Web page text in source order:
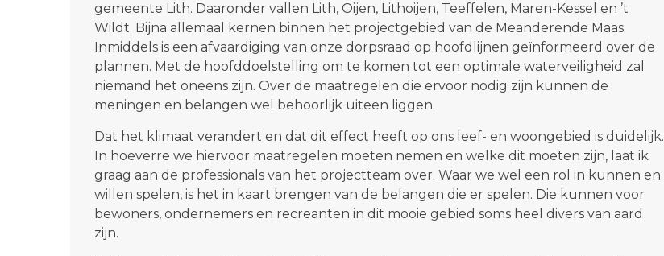
gemeente Lith. Daaronder vallen Lith, Oijen, Lithoijen, Teeffelen, Maren-Kessel en ’t
Wildt. Bijna allemaal kernen binnen het projectgebied van de Meanderende Maas.
Inmiddels is een afvaardiging van onze dorpsraad op hoofdlijnen geïnformeerd over de
plannen. Met de hoofddoelstelling om te komen tot een optimale waterveiligheid zal
niemand het oneens zijn. Over de maatregelen die ervoor nodig zijn kunnen de
meningen en belangen wel behoorlijk uiteen liggen.
Dat het klimaat verandert en dat dit effect heeft op ons leef- en woongebied is duidelijk.
In hoeverre we hiervoor maatregelen moeten nemen en welke dit moeten zijn, laat ik
graag aan de professionals van het projectteam over. Waar we wel een rol in kunnen en
willen spelen, is het in kaart brengen van de belangen die er spelen. Die kunnen voor
bewoners, ondernemers en recreanten in dit mooie gebied soms heel divers van aard
zijn.